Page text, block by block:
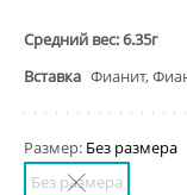
Средний вес: 6.35г
Вставка Фианит,
Размер: Без размера
Без размера